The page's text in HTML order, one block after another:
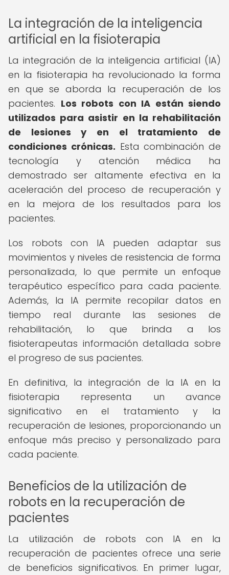
La integración de la inteligencia
artificial en la fisioterapia
La integración de la inteligencia artificial (IA)
en la fisioterapia ha revolucionado la forma
en que se aborda la recuperación de los
pacientes. Los robots con IA están siendo
utilizados para asistir en la rehabilitación
de lesiones y en el tratamiento de
condiciones crónicas. Esta combinación de
tecnología y atención médica ha
demostrado ser altamente efectiva en la
aceleración del proceso de recuperación y
en la mejora de los resultados para los
pacientes.
Los robots con IA pueden adaptar sus
movimientos y niveles de resistencia de forma
personalizada, lo que permite un enfoque
terapéutico específico para cada paciente.
Además, la IA permite recopilar datos en
tiempo real durante las sesiones de
rehabilitación, lo que brinda a los
fisioterapeutas información detallada sobre
el progreso de sus pacientes.
En definitiva, la integración de la IA en la
fisioterapia representa un avance
significativo en el tratamiento y la
recuperación de lesiones, proporcionando un
enfoque más preciso y personalizado para
cada paciente.
Beneficios de la utilización de
robots en la recuperación de
pacientes
La utilización de robots con IA en la
recuperación de pacientes ofrece una serie
de beneficios significativos. En primer lugar,